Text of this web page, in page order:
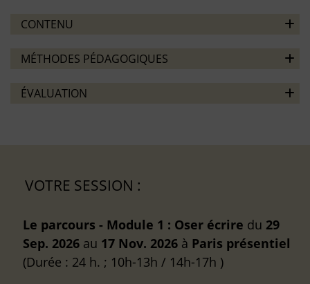
CONTENU
MÉTHODES PÉDAGOGIQUES
ÉVALUATION
VOTRE SESSION :
Le parcours - Module 1 : Oser écrire du 29
Sep. 2026 au 17 Nov. 2026 à Paris présentiel
(Durée : 24 h. ; 10h-13h / 14h-17h )